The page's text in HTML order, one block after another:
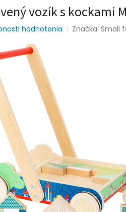
vozík s kockami
hodnotenia Značka:Small